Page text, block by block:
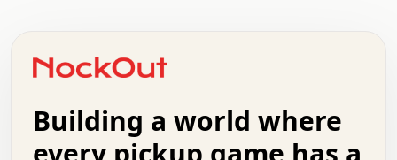
+   .   .   .   .   .   .   .   .   .   +   .   .
.   .   .   .   .   .   .   .   .   .   .   :   .
.   .   .   .   +   .   .   .   .   .   .   .   +
Building a world where